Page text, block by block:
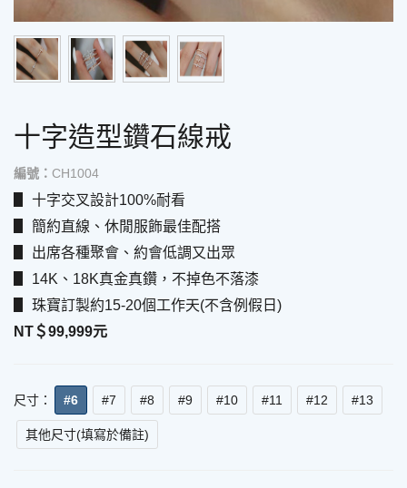
十字造型鑽石線戒
編號： CH1004
▋ 十字交叉設計100%耐看
▋ 簡約直線、休閒服飾最佳配搭
▋ 出席各種聚會、約會低調又出眾
▋ 14K、18K真金真鑽，不掉色不落漆
▋ 珠寶訂製約15-20個工作天(不含例假日)
NT＄99,999元
尺寸： #6 #7 #8 #9 #10 #11 #12 #13
其他尺寸(填寫於備註)